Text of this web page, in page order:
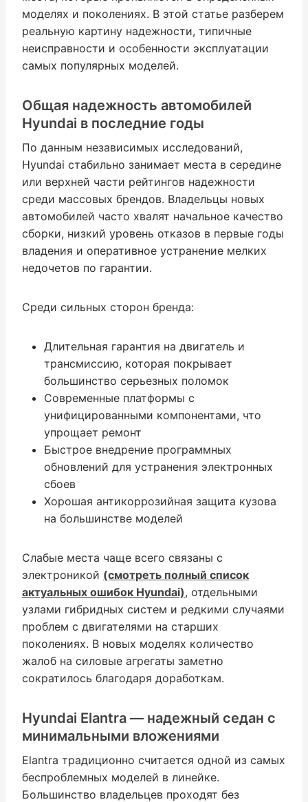
моделях и поколениях. В этой статье разберем
реальную картину надежности, типичные
неисправности и особенности эксплуатации
самых популярных моделей.
Общая надежность автомобилей
Hyundai в последние годы
По данным независимых исследований,
Hyundai стабильно занимает места в середине
или верхней части рейтингов надежности
среди массовых брендов. Владельцы новых
автомобилей часто хвалят начальное качество
сборки, низкий уровень отказов в первые годы
владения и оперативное устранение мелких
недочетов по гарантии.
Среди сильных сторон бренда:
Длительная гарантия на двигатель и
трансмиссию, которая покрывает
большинство серьезных поломок
Современные платформы с
унифицированными компонентами, что
упрощает ремонт
Быстрое внедрение программных
обновлений для устранения электронных
сбоев
Хорошая антикоррозийная защита кузова
на большинстве моделей
Слабые места чаще всего связаны с
электроникой (смотреть полный список
актуальных ошибок Hyundai), отдельными
узлами гибридных систем и редкими случаями
проблем с двигателями на старших
поколениях. В новых моделях количество
жалоб на силовые агрегаты заметно
сократилось благодаря доработкам.
Hyundai Elantra — надежный седан с
минимальными вложениями
Elantra традиционно считается одной из самых
беспроблемных моделей в линейке.
Большинство владельцев проходят без